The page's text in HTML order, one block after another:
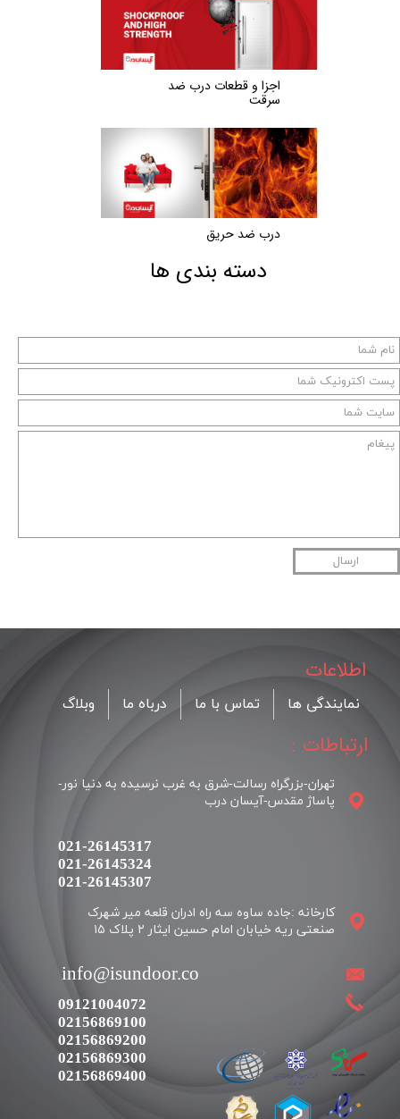
ارسال
اجزا و قطعات درب ضد
سرقت
درب ضد حریق
دسته بندی ها
نمایندگی ها تماس با ما درباه ما وبلاگ
اطلاعات
ارتباطات :
تهران-بزرگراه رسالت-شرق به غرب نرسیده به دنیا نور-
پاساژ مقدس-آیسان درب
​​info@isundoor.co
کارخانه :جاده ساوه سه راه ادران قلعه میر شهرک
09121004072
02156869100
02156869200
02156869300
02156869400
021-26145317
021-26145324
​​​​​​​021-26145307